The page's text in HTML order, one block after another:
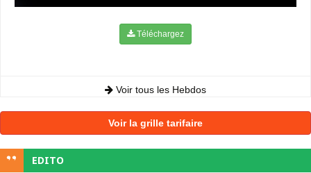
Téléchargez
Voir tous les Hebdos
Voir la grille tarifaire
EDITO